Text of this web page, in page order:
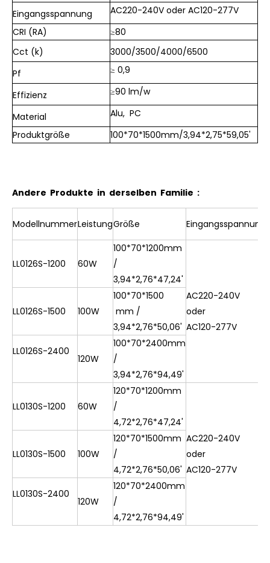
Eingangsspannung
AC220-240V oder AC120-277V
CRI (RA)
≥80
Cct (k)
3000/3500/4000/6500
Pf
≥ 0,9
Effizienz ≥90 lm/w
Material
Alu, PC
Produktgröße
100*70*1500mm/3,94*2,75*59,05'
Andere Produkte in derselben Familie :
ModellnummerLeistungGröße Eingangsspannung
LL0126S-1200 60W
100*70*1200mm
/
3,94*2,76*47,24'
AC220-240V
oder
AC120-277V
LL0126S-1500 100W
100*70*1500
mm /
3,94*2,76*50,06'
LL0126S-2400
120W
100*70*2400mm
/
3,94*2,76*94,49'
LL0130S-1200 60W
120*70*1200mm
/
4,72*2,76*47,24'
AC220-240V
oder
AC120-277V
LL0130S-1500 100W
120*70*1500mm
/
4,72*2,76*50,06'
LL0130S-2400
120W
120*70*2400mm
/
4,72*2,76*94,49'